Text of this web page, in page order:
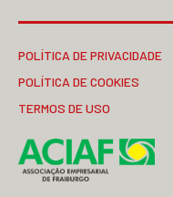
POLÍTICA DE PRIVACIDADE
POLÍTICA DE COOKIES
TERMOS DE USO